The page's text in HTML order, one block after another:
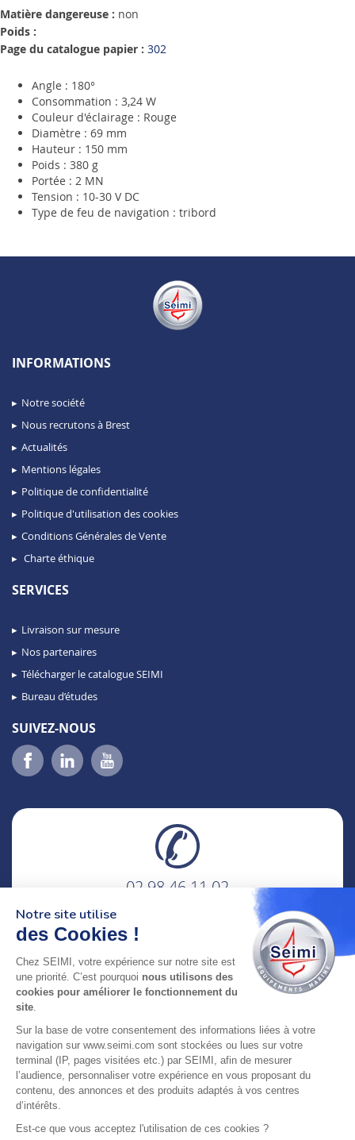
Matière dangereuse : non
Poids :
Page du catalogue papier : 302
Angle : 180°
Consommation : 3,24 W
Couleur d'éclairage : Rouge
Diamètre : 69 mm
Hauteur : 150 mm
Poids : 380 g
Portée : 2 MN
Tension : 10-30 V DC
Type de feu de navigation : tribord
INFORMATIONS
Notre société
Nous recrutons à Brest
Actualités
Mentions légales
Politique de confidentialité
Politique d'utilisation des cookies
Conditions Générales de Vente
Charte éthique
SERVICES
Livraison sur mesure
Nos partenaires
Télécharger le catalogue SEIMI
Bureau d’études
SUIVEZ-NOUS
02 98 46 11 02
adresse : 75 Rue Amiral Troude,
29200 Brest FRANCE
LABELLISÉE
© 2024 SEIMI - Tous droits réservés
Notre site utilise
des Cookies !
Chez SEIMI, votre expérience sur notre site est
une priorité. C’est pourquoi nous utilisons des
cookies pour améliorer le fonctionnement du
site.
Sur la base de votre consentement des informations liées à votre
navigation sur www.seimi.com sont stockées ou lues sur votre
terminal (IP, pages visitées etc.) par SEIMI, afin de mesurer
l’audience, personnaliser votre expérience en vous proposant du
contenu, des annonces et des produits adaptés à vos centres
d’intérêts.
Est-ce que vous acceptez l'utilisation de ces cookies ?